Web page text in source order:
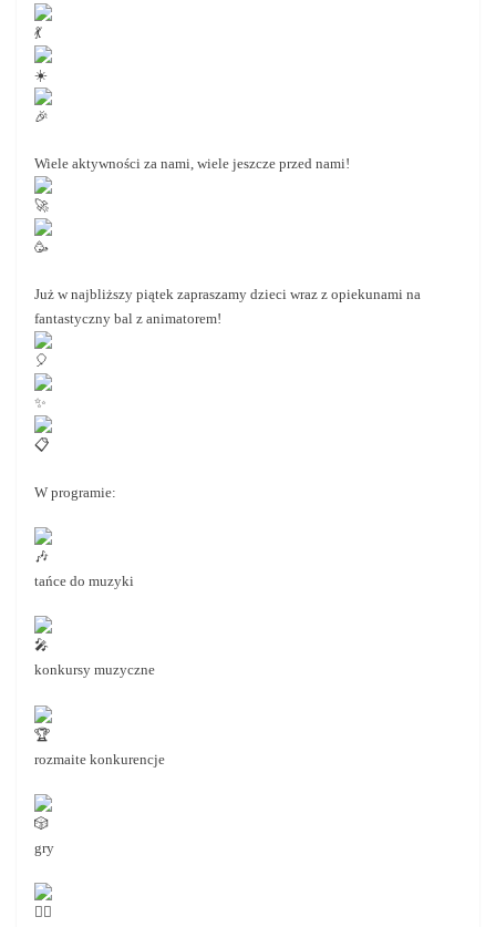
Wiele aktywności za nami, wiele jeszcze przed nami!
Już w najbliższy piątek zapraszamy dzieci wraz z opiekunami na
fantastyczny bal z animatorem!
W programie:
tańce do muzyki
konkursy muzyczne
rozmaite konkurencje
gry